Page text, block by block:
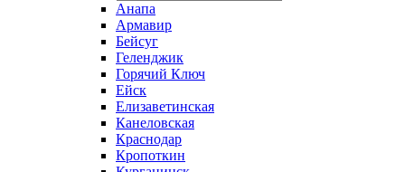
Анапа
Армавир
Бейсуг
Геленджик
Горячий Ключ
Ейск
Елизаветинская
Канеловская
Краснодар
Кропоткин